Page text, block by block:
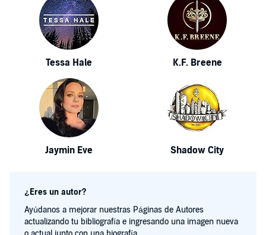
Tessa Hale K.F. Breene
Jaymin Eve Shadow City
¿Eres un autor?
Ayúdanos a mejorar nuestras Páginas de Autores
actualizando tu bibliografía e ingresando una imagen nueva